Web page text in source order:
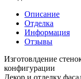
Описание
Отделка
Информация
Отзывы
Изготовлдение
конфигурации
Декор и отделку